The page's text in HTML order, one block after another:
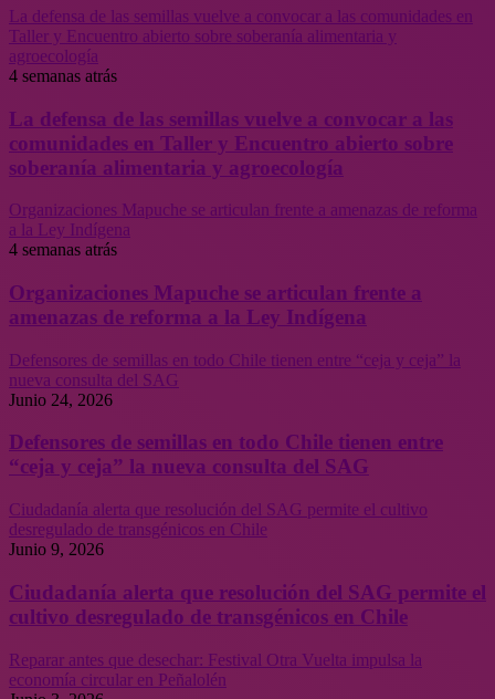
La defensa de las semillas vuelve a convocar a las comunidades en
Taller y Encuentro abierto sobre soberanía alimentaria y
agroecología
4 semanas atrás
La defensa de las semillas vuelve a convocar a las
comunidades en Taller y Encuentro abierto sobre
soberanía alimentaria y agroecología
Organizaciones Mapuche se articulan frente a amenazas de reforma
a la Ley Indígena
4 semanas atrás
Organizaciones Mapuche se articulan frente a
amenazas de reforma a la Ley Indígena
Defensores de semillas en todo Chile tienen entre “ceja y ceja” la
nueva consulta del SAG
Junio 24, 2026
Defensores de semillas en todo Chile tienen entre
“ceja y ceja” la nueva consulta del SAG
Ciudadanía alerta que resolución del SAG permite el cultivo
desregulado de transgénicos en Chile
Junio 9, 2026
Ciudadanía alerta que resolución del SAG permite el
cultivo desregulado de transgénicos en Chile
Reparar antes que desechar: Festival Otra Vuelta impulsa la
economía circular en Peñalolén